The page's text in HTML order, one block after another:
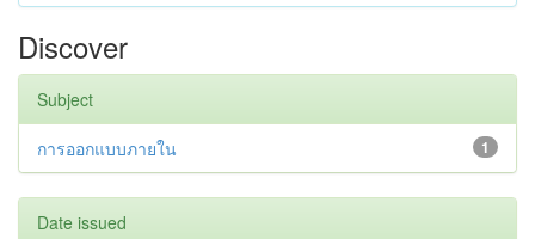
Discover
Subject
1
การออกแบบภายใน
Date issued